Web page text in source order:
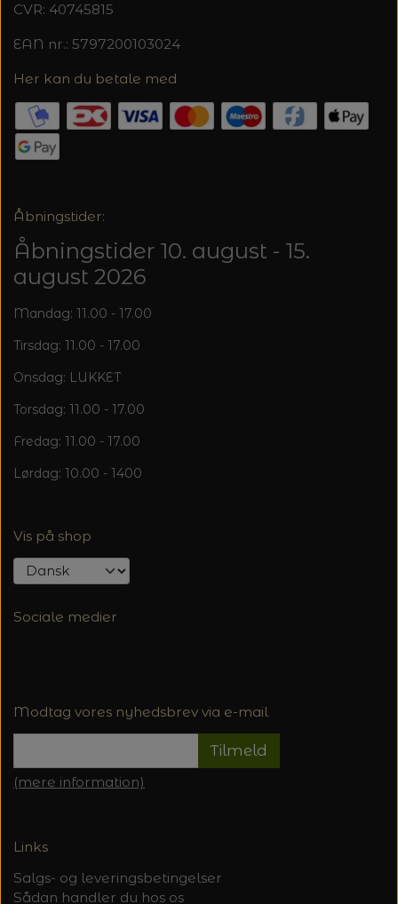
CVR: 40745815
EAN nr.: 5797200103024
Her kan du betale med
Åbningstider:
Åbningstider 10. august - 15.
august 2026
Mandag: 11.00 - 17.00
Tirsdag: 11.00 - 17.00
Onsdag: LUKKET
Torsdag: 11.00 - 17.00
Fredag: 11.00 - 17.00
Lørdag: 10.00 - 1400
Vis på shop
Sociale medier
Modtag vores nyhedsbrev via e-mail
Tilmeld
(mere information)
Links
Salgs- og leveringsbetingelser
Sådan handler du hos os